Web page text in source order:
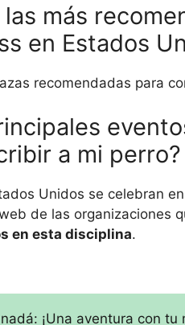
más
en Estados
recomendadas para
a mi perro?
Unidos se celebran en
de las organizaciones
en esta disciplina.
¡Una aventura con tu